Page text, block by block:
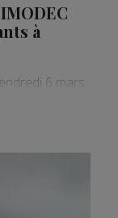
à
6 mars.